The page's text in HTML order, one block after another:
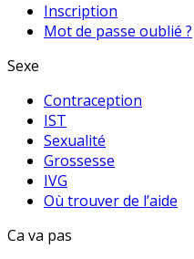
Inscription
Mot de passe oublié ?
Sexe
Contraception
IST
Sexualité
Grossesse
IVG
Où trouver de l’aide
Ca va pas